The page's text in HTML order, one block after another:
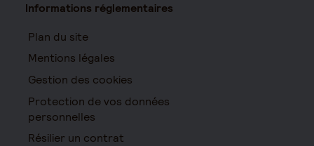
Informations réglementaires
Plan du site
Mentions légales
Gestion des cookies
Protection de vos données
personnelles
Résilier un contrat